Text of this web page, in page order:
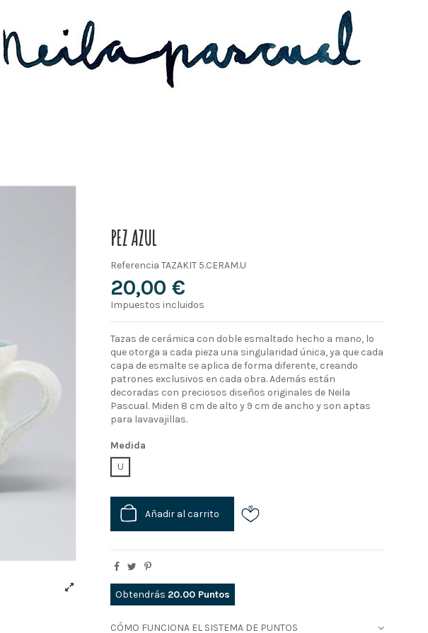
PEZ AZUL
Referencia TAZAKIT 5.CERAM.U
20,00 €
Impuestos incluidos
Tazas de cerámica con doble esmaltado hecho a mano, lo
que otorga a cada pieza una singularidad única, ya que cada
capa de esmalte se aplica de forma diferente, creando
patrones exclusivos en cada obra. Además están
decoradas con preciosos diseños originales de Neila
Pascual. Miden 8 cm de alto y 9 cm de ancho y son aptas
para lavavajillas.
Medida
U
Añadir al carrito
Obtendrás 20.00 Puntos
CÓMO FUNCIONA EL SISTEMA DE PUNTOS